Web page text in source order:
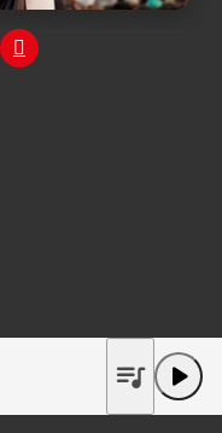
play_arrow
queue_music